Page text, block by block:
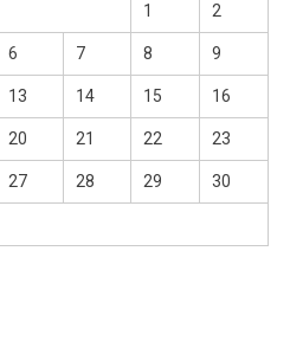
1 2
6 7 8 9
13 14 15 16
20 21 22 23
27 28 29 30